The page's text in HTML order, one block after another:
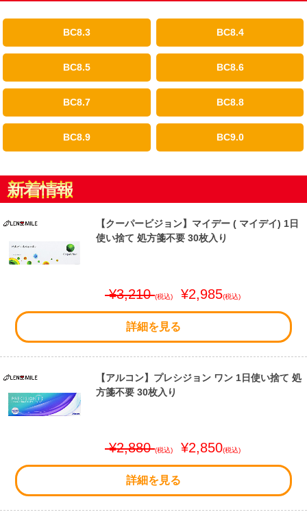
BC8.3 BC8.4
BC8.5 BC8.6
BC8.7 BC8.8
BC8.9 BC9.0
新着情報
【クーパービジョン】マイデー ( マイデイ) 1日
使い捨て 処方箋不要 30枚入り
¥3,210(税込) ¥2,985(税込)
詳細を見る
【アルコン】プレシジョン ワン 1日使い捨て 処
方箋不要 30枚入り
¥2,880(税込) ¥2,850(税込)
詳細を見る